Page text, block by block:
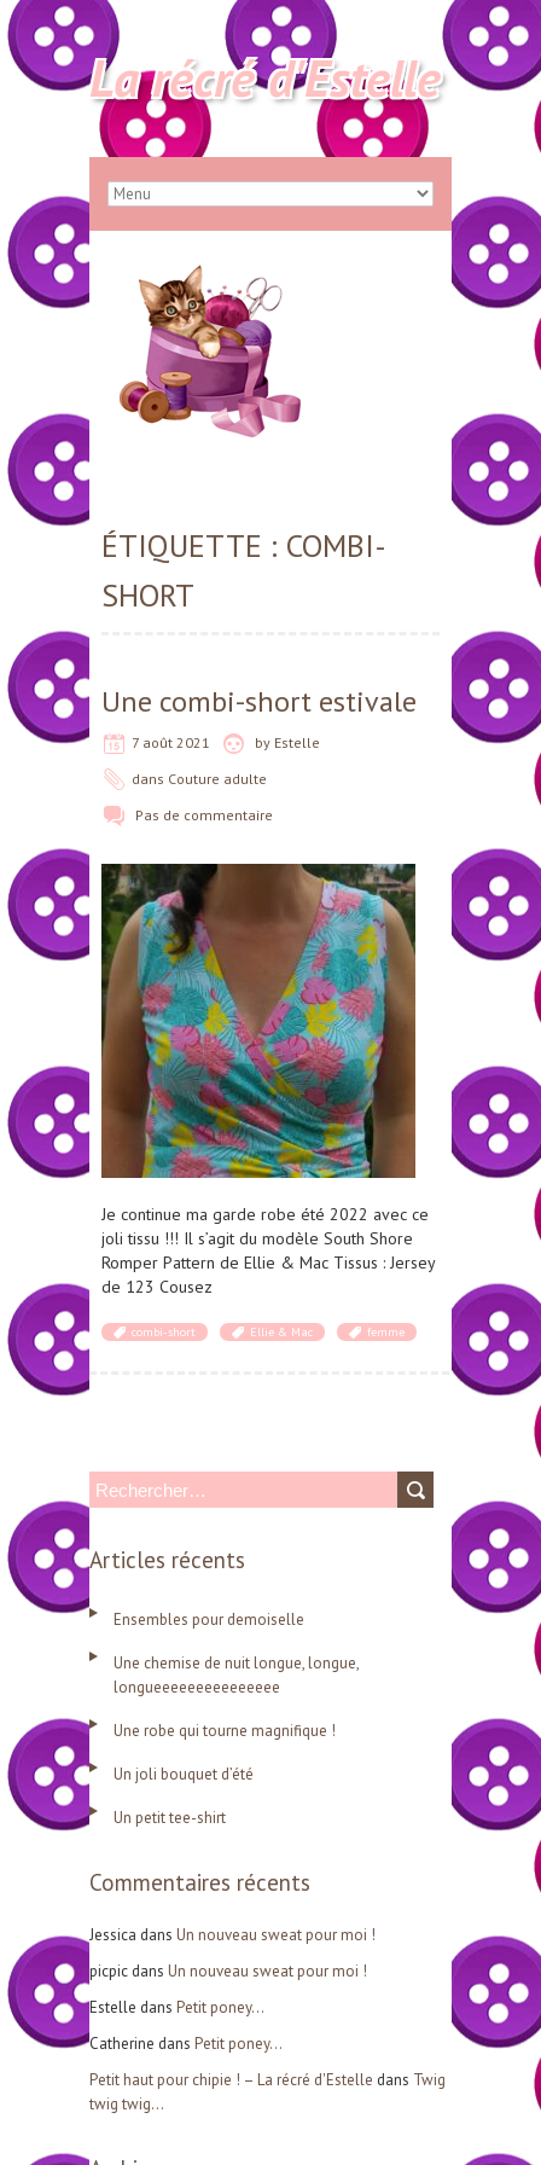
La récré d'Estelle
ÉTIQUETTE : COMBI-
SHORT
Une combi-short estivale
7 août 2021 by Estelle
dans Couture adulte
Pas de commentaire
Je continue ma garde robe été 2022 avec ce
joli tissu !!! Il s’agit du modèle South Shore
Romper Pattern de Ellie & Mac Tissus : Jersey
de 123 Cousez
combi-short Ellie & Mac femme
c
h
e
r
Articles récents
Ensembles pour demoiselle
Une chemise de nuit longue, longue,
longueeeeeeeeeeeeeee
Une robe qui tourne magnifique !
Un joli bouquet d’été
Un petit tee-shirt
Commentaires récents
Jessica dans Un nouveau sweat pour moi !
picpic dans Un nouveau sweat pour moi !
Estelle dans Petit poney…
Catherine dans Petit poney…
Petit haut pour chipie ! – La récré d'Estelle dans Twig
twig twig…